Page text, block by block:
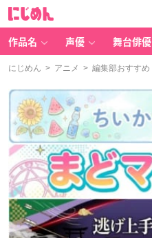
作品名 声優 舞台俳優
にじめん > アニメ > 編集部おすすめ